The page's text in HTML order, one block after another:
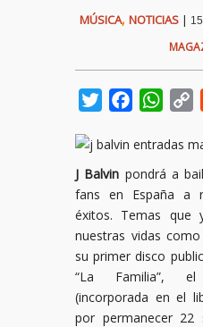
MÚSICA, NOTICIAS |
TwitterFacebook
J Balvin pondrá a
fans en España a
éxitos. Temas que
nuestras vidas como
su primer disco
“La Familia”,
(incorporada en el
por permanecer 22